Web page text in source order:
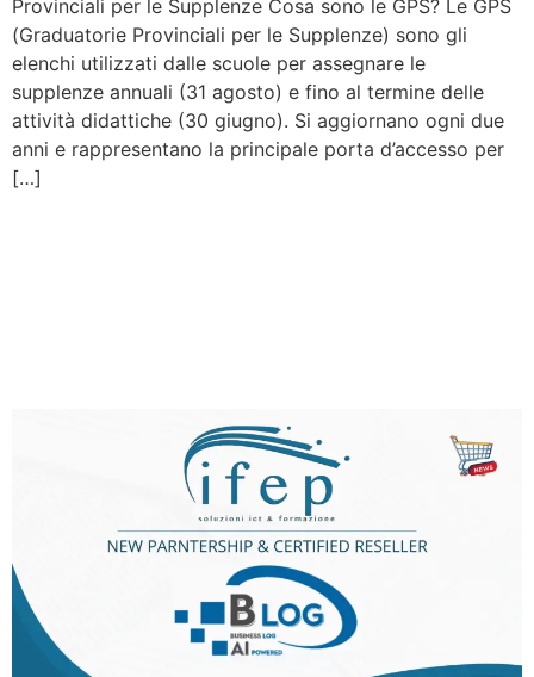
Provinciali per le Supplenze Cosa sono le GPS? Le GPS
(Graduatorie Provinciali per le Supplenze) sono gli
elenchi utilizzati dalle scuole per assegnare le
supplenze annuali (31 agosto) e fino al termine delle
attività didattiche (30 giugno). Si aggiornano ogni due
anni e rappresentano la principale porta d’accesso per
[…]